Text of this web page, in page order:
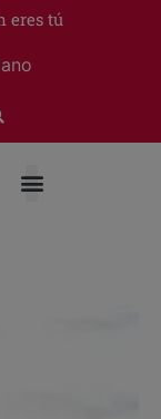
eres tú